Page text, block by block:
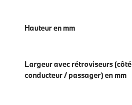
Hauteur en mm
Largeur avec rétroviseurs (côté
conducteur / passager) en mm